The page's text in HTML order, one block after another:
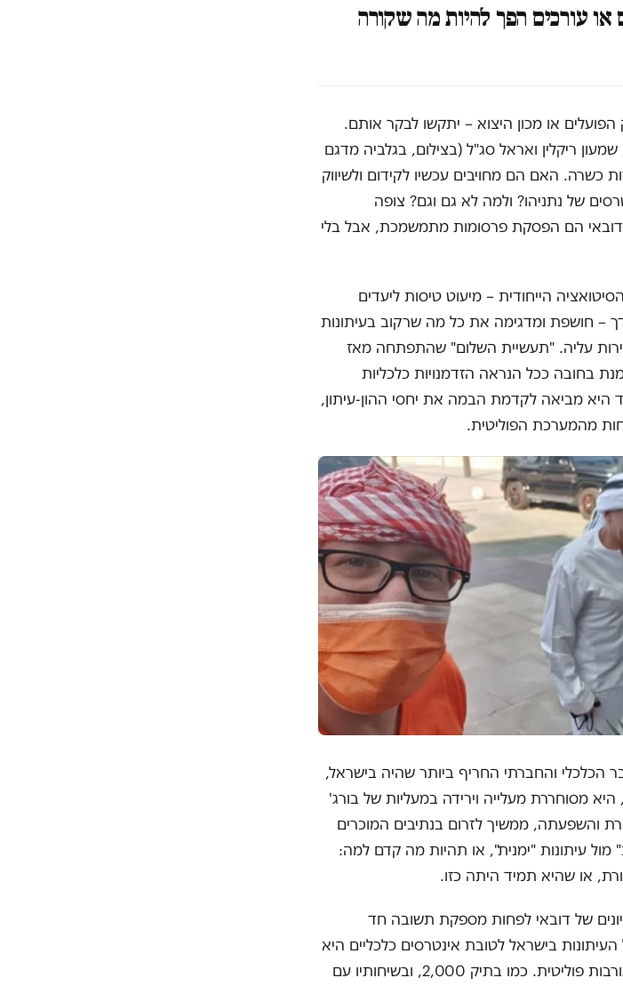
או עורכים הפך להיות מה שקורה
או מכון היצוא – יתקשו לבקר אותם.
של ערוץ 20 – ינון מגל, שמעון ריקלין ואראל סג"ל (בצילום, בגלביה מדגם
כשרה. האם הם מחויבים עכשיו לקידום ולשיווק
של נתניהו? ולמה לא גם וגם? צופה
הם הפסקת פרסומות מתמשמכת, אבל בלי
הייחודית – מיעוט טיסות ליעדים
– חושפת ומדגימה את כל מה שרקוב בעיתונות
עליה. "תעשיית השלום" שהתפתחה מאז
בחובה ככל הנראה הזדמנויות כלכליות
היא מביאה לקדמת הבמה את יחסי ההון-עיתון,
מהמערכת הפוליטית.
והחברתי החריף ביותר שהיה בישראל,
מסוחררת מעלייה וירידה במעליות של בורג'
והשפעתה, ממשיך לזרום בנתיבים המוכרים
מול עיתונות "ימנית", או תהיות מה קדם למה:
או שהיא תמיד היתה כזו.
של דובאי לפחות מספקת תשובה חד
בישראל לטובת אינטרסים כלכליים היא
גדולה הרבה יותר, עמוקה וקודמת לכל מעורבות פוליטית. כמו בתיק 2,000, ובשיחותיו עם